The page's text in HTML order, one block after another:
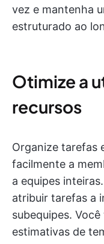
vez e mantenha
estruturado ao
Otimize a
recursos
Organize tarefas
facilmente a
a equipes
atribuir tarefas a
subequipes.
estimativas de